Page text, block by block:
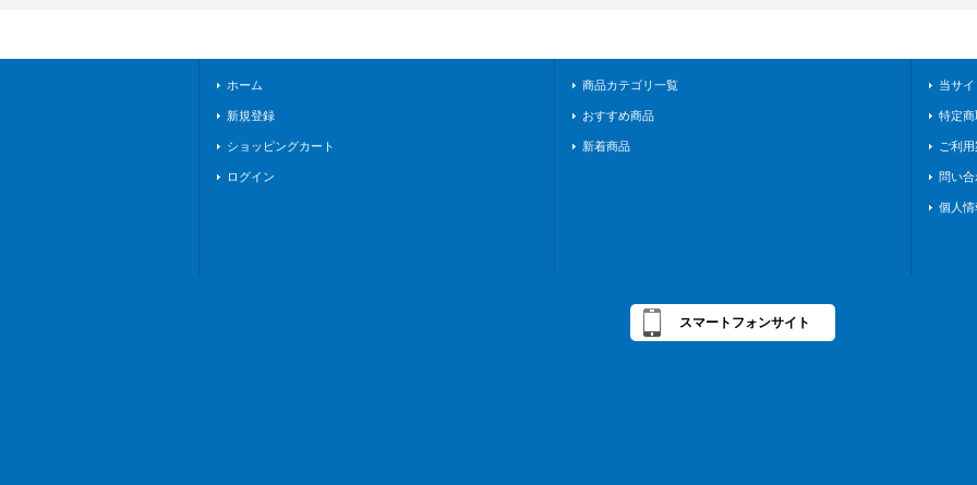
ホーム
新規登録
ショッピングカート
ログイン
商品カテゴリ一覧
おすすめ商品
新着商品
当サ
特定
ご利
問い合
個人
スマートフォンサイト